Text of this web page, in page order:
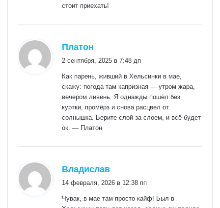
стоит приехать!
Платон
2 сентября, 2025 в 7:48 дп
Как парень, живший в Хельсинки в мае,
скажу: погода там капризная — утром жара,
вечером ливень. Я однажды пошёл без
куртки, промёрз и снова расцвел от
солнышка. Берите слой за слоем, и всё будет
ок. — Платон
Владислав
14 февраля, 2026 в 12:38 пп
Чувак, в мае там просто кайф! Был в